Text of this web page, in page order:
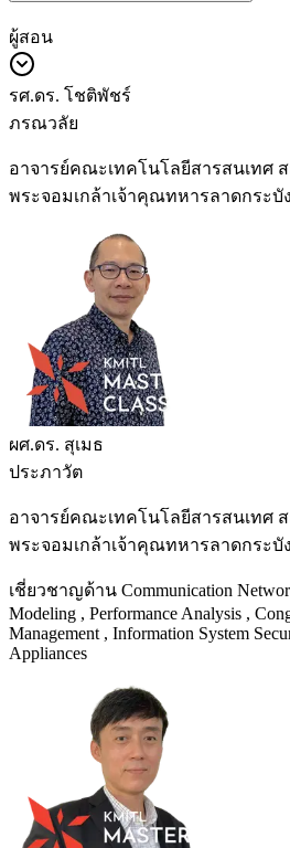
ผู้สอน
รศ.ดร. โชติพัชร์
ภรณวลัย
อาจารย์คณะเทคโนโลยีสารสนเทศ
พระจอมเกล้าเจ้าคุณทหารลาดกระบัง
ผศ.ดร. สุเมธ
ประภาวัต
อาจารย์คณะเทคโนโลยีสารสนเทศ
พระจอมเกล้าเจ้าคุณทหารลาดกระบัง
เชี่ยวชาญด้าน Communication
Modeling , Performance Analysis ,
Management , Information System
Appliances